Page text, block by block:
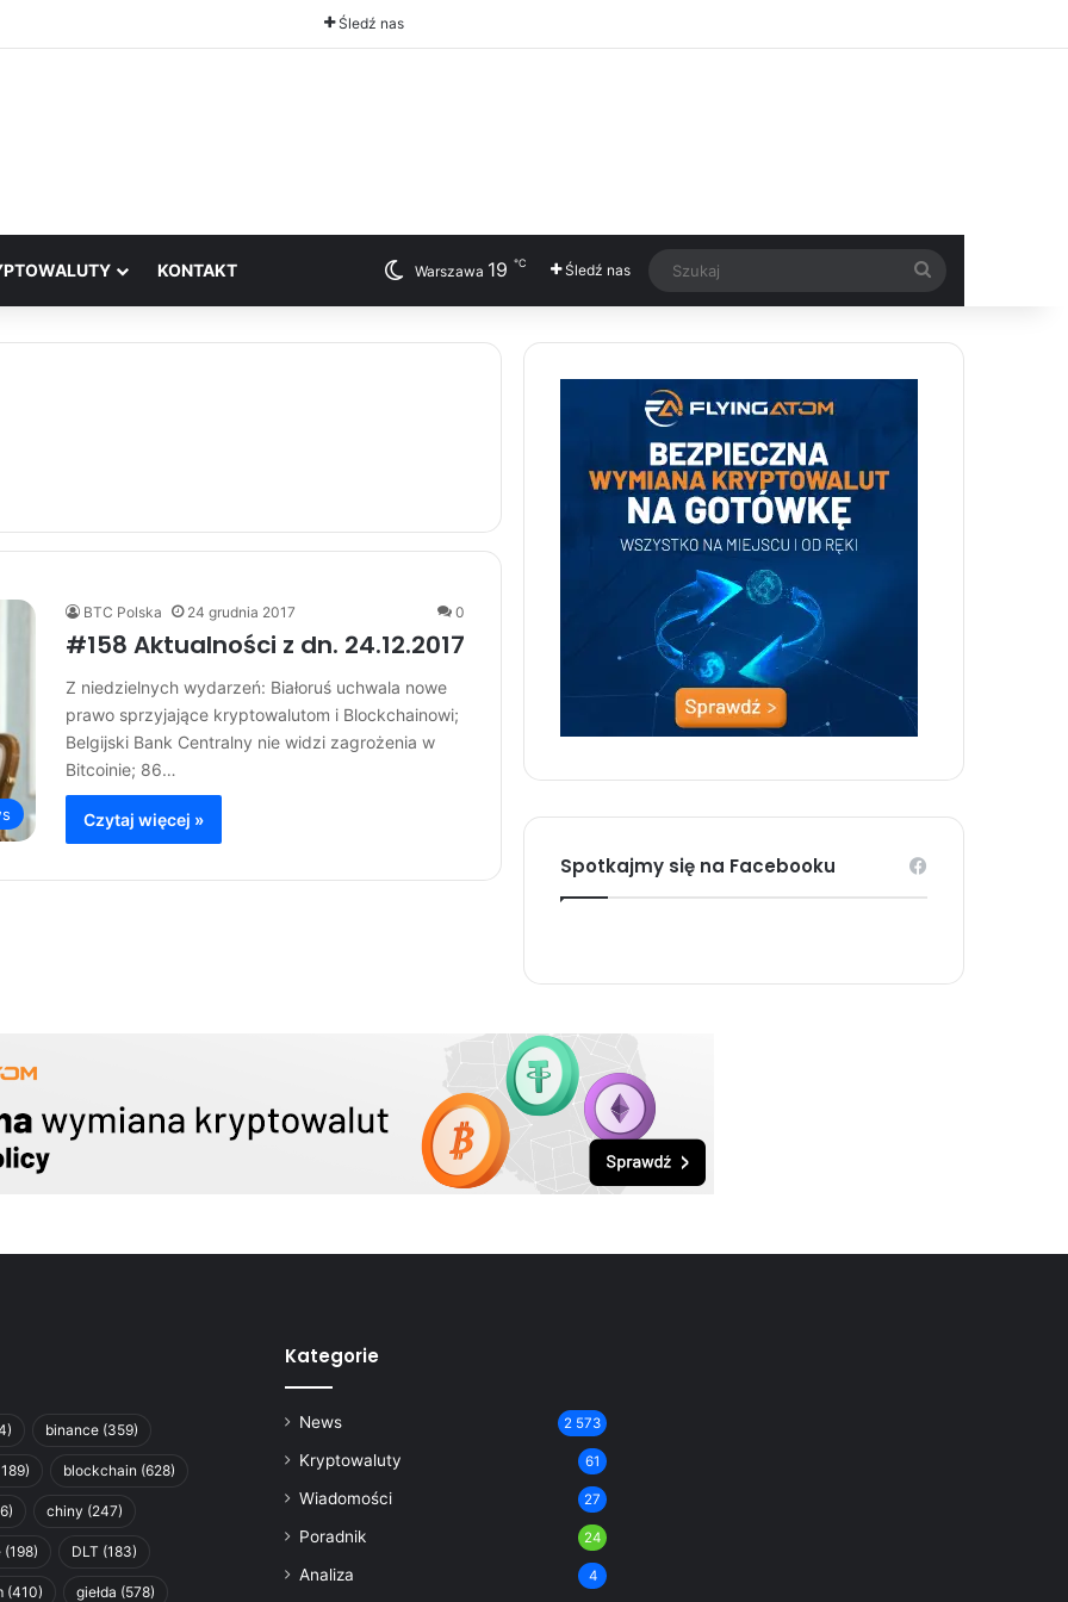
Śledź nas
KONTAKT Warszawa 19 ℃ Śledź nas
BTC Polska 24 grudnia 2017 0
#158 Aktualności z dn. 24.12.2017
Z niedzielnych wydarzeń: Białoruś uchwala nowe
prawo sprzyjające kryptowalutom i Blockchainowi;
Belgijski Bank Centralny nie widzi zagrożenia w
Bitcoinie; 86…
Czytaj więcej »
Spotkajmy się na Facebooku
binance (359)
blockchain (628)
chiny (247)
(198) DLT (183)
(410) giełda (578)
Kategorie
News 2 573
Kryptowaluty 61
Wiadomości 27
Poradnik 24
Analiza 4